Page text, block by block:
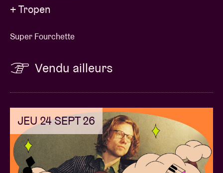
+ Tropen
Super Fourchette
Vendu ailleurs
JEU 24 SEPT 26